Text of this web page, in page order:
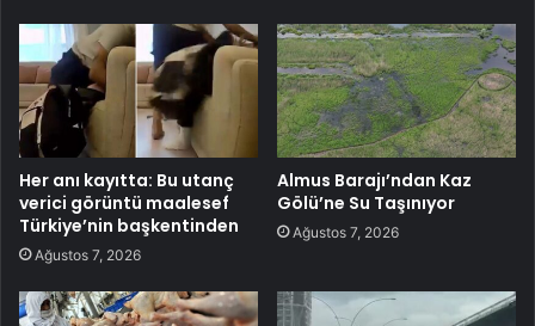
Her anı kayıtta: Bu utanç
verici görüntü maalesef
Türkiye’nin başkentinden
Ağustos 7, 2026
Almus Barajı’ndan Kaz
Gölü’ne Su Taşınıyor
Ağustos 7, 2026